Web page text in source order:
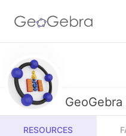
Resources
Number Sense
Algebra
Calculators
RESOURCES